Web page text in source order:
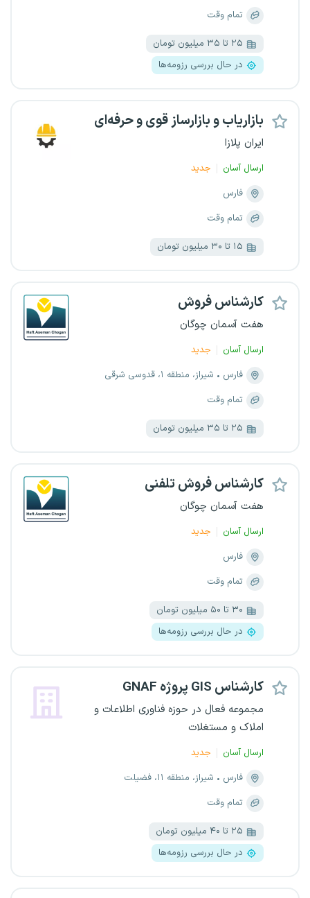
تمام وقت
۲۵ تا ۳۵ میلیون تومان
در حال بررسی رزومه‌ها
بازاریاب و بازارساز قوی و حرفه‌ای
ایران پلازا
ارسال آسان
جدید
فارس
تمام وقت
۱۵ تا ۳۰ میلیون تومان
کارشناس فروش
هفت آسمان چوگان
ارسال آسان
جدید
فارس
شیراز، منطقه ۱، قدوسی شرقی
تمام وقت
۲۵ تا ۳۵ میلیون تومان
کارشناس فروش تلفنی
هفت آسمان چوگان
ارسال آسان
جدید
فارس
تمام وقت
۳۰ تا ۵۰ میلیون تومان
در حال بررسی رزومه‌ها
کارشناس GIS پروژه GNAF
مجموعه فعال در حوزه فناوری اطلاعات و
املاک و مستغلات
ارسال آسان
جدید
فارس
شیراز، منطقه ۱۱، فضیلت
تمام وقت
۲۵ تا ۴۰ میلیون تومان
در حال بررسی رزومه‌ها